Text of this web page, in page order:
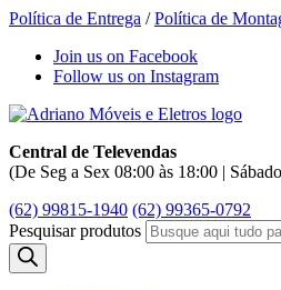
Política de Entrega /Política de
Join us on Facebook
Follow us on Instagram
Central de Televendas
(De Seg a Sex 08:00 às 18:00 |
(62) 99815-1940 (62) 99365-0792
Pesquisar produtos